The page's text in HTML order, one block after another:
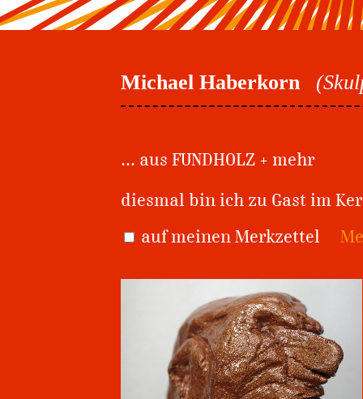
Michael Haberkorn
... aus FUNDHOLZ + mehr
diesmal bin ich zu Gast im
auf meinen Merkzettel